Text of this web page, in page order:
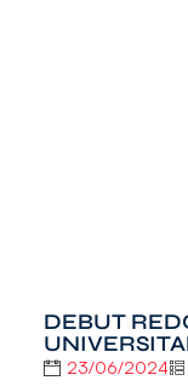
DEBUT
23/06/2024